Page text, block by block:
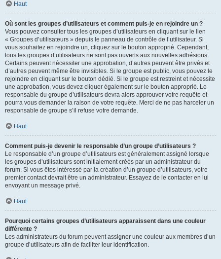
Haut
Où sont les groupes d’utilisateurs et comment puis-je en rejoindre un ?
Vous pouvez consulter tous les groupes d’utilisateurs en cliquant sur le lien
« Groupes d’utilisateurs » depuis le panneau de contrôle de l’utilisateur. Si
vous souhaitez en rejoindre un, cliquez sur le bouton approprié. Cependant,
tous les groupes d’utilisateurs ne sont pas ouverts aux nouvelles adhésions.
Certains peuvent nécessiter une approbation, d’autres peuvent être privés et
d’autres peuvent même être invisibles. Si le groupe est public, vous pouvez le
rejoindre en cliquant sur le bouton dédié. Si le groupe est restreint et nécessite
une approbation, vous devez cliquer également sur le bouton approprié. Le
responsable du groupe d’utilisateurs devra alors approuver votre requête et
pourra vous demander la raison de votre requête. Merci de ne pas harceler un
responsable de groupe s’il refuse votre demande.
Haut
Comment puis-je devenir le responsable d’un groupe d’utilisateurs ?
Le responsable d’un groupe d’utilisateurs est généralement assigné lorsque
les groupes d’utilisateurs sont initialement créés par un administrateur du
forum. Si vous êtes intéressé par la création d’un groupe d’utilisateurs, votre
premier contact devrait être un administrateur. Essayez de le contacter en lui
envoyant un message privé.
Haut
Pourquoi certains groupes d’utilisateurs apparaissent dans une couleur
différente ?
Les administrateurs du forum peuvent assigner une couleur aux membres d’un
groupe d’utilisateurs afin de faciliter leur identification.